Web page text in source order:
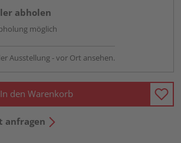
abholen
möglich
Ausstellung - vor Ort ansehen.
In den Warenkorb
anfragen